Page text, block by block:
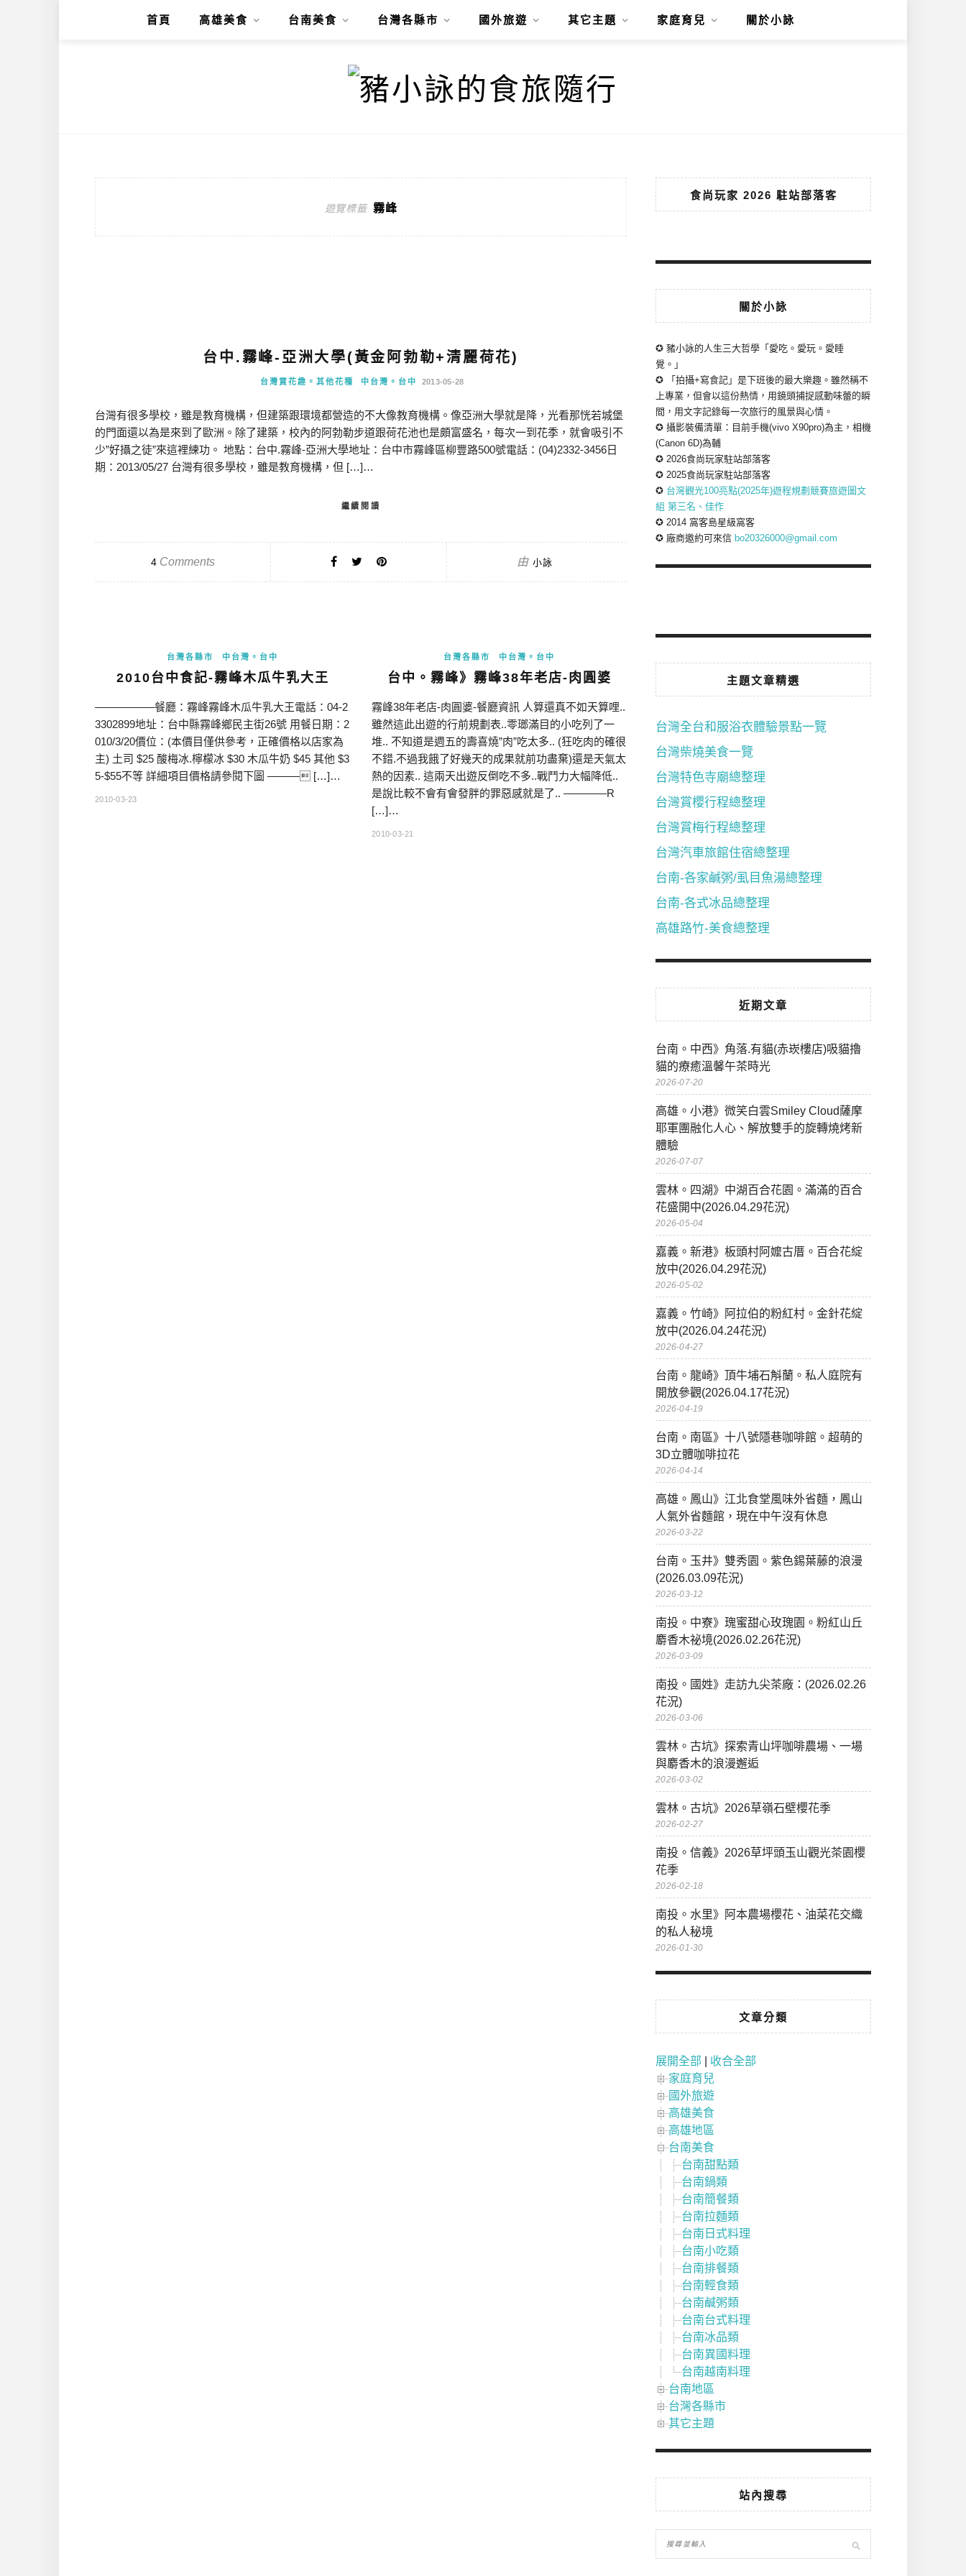
首頁 高雄美食 台南美食 台灣各縣市 國外旅遊 其它主題 家庭育兒 關於小詠
遊覽標籤 霧峰
台中.霧峰-亞洲大學(黃金阿勃勒+清麗荷花)
台灣賞花趣。其他花種 中台灣。台中 2013-05-28
台灣有很多學校，雖是教育機構，但建築跟環境都營造的不大像教育機構。像亞洲大學就是降，光看那恍若城堡
的門面還以為是來到了歐洲。除了建築，校內的阿勃勒步道跟荷花池也是頗富盛名，每次一到花季，就會吸引不
少”好攝之徒”來這裡練功。 地點：台中.霧峰-亞洲大學地址：台中市霧峰區柳豐路500號電話：(04)2332-3456日
期：2013/05/27 台灣有很多學校，雖是教育機構，但 […]…
繼續閱讀
4Comments 由 小詠
台灣各縣市 中台灣。台中
2010台中食記-霧峰木瓜牛乳大王
—————–餐廳：霧峰霧峰木瓜牛乳大王電話：04-2
3302899地址：台中縣霧峰鄉民主街26號 用餐日期：2
010/3/20價位：(本價目僅供參考，正確價格以店家為
主) 土司 $25 酸梅冰.檸檬冰 $30 木瓜牛奶 $45 其他 $3
5-$55不等 詳細項目價格請參閱下圖 ——— […]…
2010-03-23
台灣各縣市 中台灣。台中
台中。霧峰》霧峰38年老店-肉圓婆
霧峰38年老店-肉圓婆-餐廳資訊 人算還真不如天算哩..
雖然這此出遊的行前規劃表..零瑯滿目的小吃列了一
堆.. 不知道是週五的壽喜燒”肉”吃太多.. (狂吃肉的確很
不錯.不過我餓了好幾天的成果就前功盡棄)還是天氣太
熱的因素.. 這兩天出遊反倒吃不多..戰鬥力大幅降低..
是說比較不會有會發胖的罪惡感就是了.. ————R
[…]…
2010-03-21
食尚玩家 2026 駐站部落客
關於小詠
✪ 豬小詠的人生三大哲學「愛吃。愛玩。愛睡
覺。」
✪ 「拍攝+寫食記」是下班後的最大樂趣。雖然稱不
上專業，但會以這份熱情，用鏡頭捕捉感動味蕾的瞬
間，用文字記錄每一次旅行的風景與心情。
✪ 攝影裝備清單：目前手機(vivo X90pro)為主，相機
(Canon 6D)為輔
✪ 2026食尚玩家駐站部落客
✪ 2025食尚玩家駐站部落客
✪ 台灣觀光100亮點(2025年)遊程規劃競賽旅遊圖文
組 第三名、佳作
✪ 2014 窩客島星級窩客
✪ 廠商邀約可來信 bo20326000@gmail.com
主題文章精選
台灣全台和服浴衣體驗景點一覽
台灣柴燒美食一覽
台灣特色寺廟總整理
台灣賞櫻行程總整理
台灣賞梅行程總整理
台灣汽車旅館住宿總整理
台南-各家鹹粥/虱目魚湯總整理
台南-各式冰品總整理
高雄路竹-美食總整理
近期文章
台南。中西》角落.有貓(赤崁樓店)吸貓擼
貓的療癒溫馨午茶時光
2026-07-20
高雄。小港》微笑白雲Smiley Cloud薩摩
耶軍團融化人心、解放雙手的旋轉燒烤新
體驗
2026-07-07
雲林。四湖》中湖百合花園。滿滿的百合
花盛開中(2026.04.29花況)
2026-05-04
嘉義。新港》板頭村阿嬤古厝。百合花綻
放中(2026.04.29花況)
2026-05-02
嘉義。竹崎》阿拉伯的粉紅村。金針花綻
放中(2026.04.24花況)
2026-04-27
台南。龍崎》頂牛埔石斛蘭。私人庭院有
開放參觀(2026.04.17花況)
2026-04-19
台南。南區》十八號隱巷咖啡館。超萌的
3D立體咖啡拉花
2026-04-14
高雄。鳳山》江北食堂風味外省麵，鳳山
人氣外省麵館，現在中午沒有休息
2026-03-22
台南。玉井》雙秀園。紫色錫葉藤的浪漫
(2026.03.09花況)
2026-03-12
南投。中寮》瑰蜜甜心玫瑰園。粉紅山丘
麝香木祕境(2026.02.26花況)
2026-03-09
南投。國姓》走訪九尖茶廠：(2026.02.26
花況)
2026-03-06
雲林。古坑》探索青山坪咖啡農場、一場
與麝香木的浪漫邂逅
2026-03-02
雲林。古坑》2026草嶺石壁櫻花季
2026-02-27
南投。信義》2026草坪頭玉山觀光茶園櫻
花季
2026-02-18
南投。水里》阿本農場櫻花、油菜花交織
的私人秘境
2026-01-30
文章分類
展開全部
收合全部
家庭育兒
國外旅遊
高雄美食
高雄地區
台南美食
台南甜點類
台南鍋類
台南簡餐類
台南拉麵類
台南日式料理
台南小吃類
台南排餐類
台南輕食類
台南鹹粥類
台南台式料理
台南冰品類
台南異國料理
台南越南料理
台南地區
台灣各縣市
其它主題
站內搜尋